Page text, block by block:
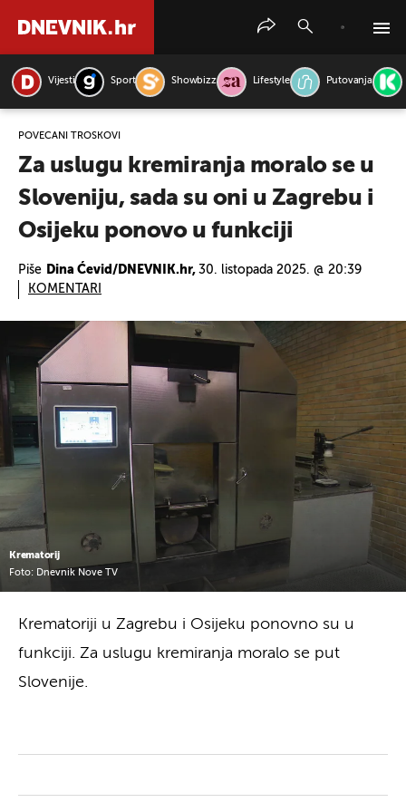
Vijesti Sport Showbizz Lifestyle Putovanja
POVEĆANI TROŠKOVI
Za uslugu kremiranja moralo se u
Sloveniju, sada su oni u Zagrebu i
Osijeku ponovo u funkciji
Piše Dina Ćevid/DNEVNIK.hr, 30. listopada 2025. @ 20:39
KOMENTARI
Krematorij
Foto: Dnevnik Nove TV
Krematoriji u Zagrebu i Osijeku ponovno su u
funkciji. Za uslugu kremiranja moralo se put
Slovenije.
PRETRAŽITE VIJESTI